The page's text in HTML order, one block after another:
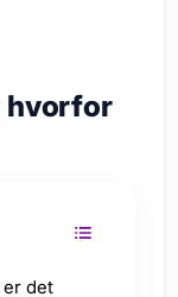
hvorfor
er det